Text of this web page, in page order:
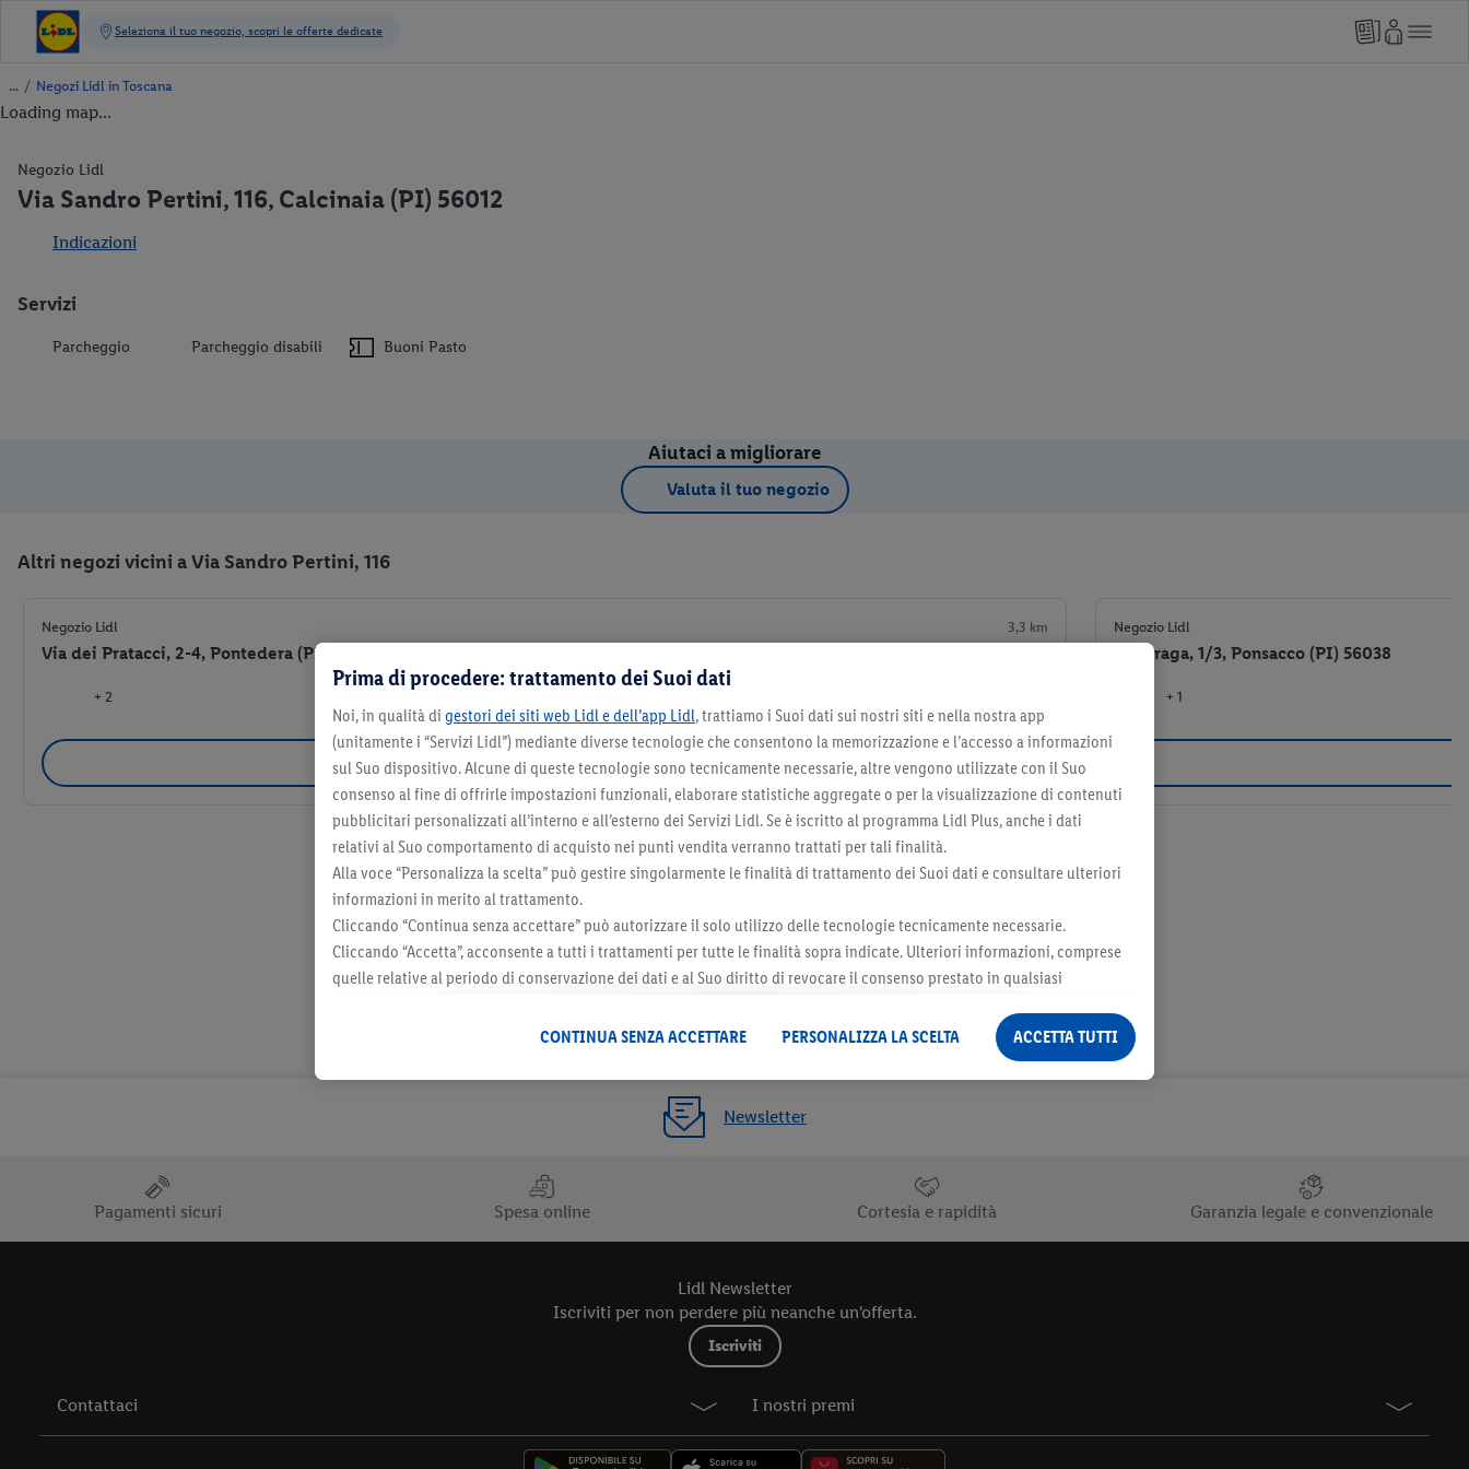
/ Negozi Lidl in Toscana
Loading map...
Negozio Lidl
Via Sandro Pertini, 116, Calcinaia (PI) 56012
Indicazioni
Servizi
Parcheggio Parcheggio disabili Buoni Pasto
Aiutaci a migliorare
Valuta il tuo negozio
Altri negozi vicini a Via Sandro Pertini, 116
Negozio Lidl 3,3 km
Via dei Pratacci, 2-4, Pontedera (PI) 56025
+ 2
Seleziona come negozio preferito
Negozio Lidl
Via Praga, 1/3, Ponsacco (PI) 56038
+ 1
Newsletter
Pagamenti sicuri Spesa online Cortesia e rapidità Garanzia legale e convenzionale
Lidl Newsletter
Iscriviti per non perdere più neanche un'offerta.
Iscriviti
Contattaci I nostri premi
Prima di procedere: trattamento dei Suoi dati
Noi, in qualità di gestori dei siti web Lidl e dell’app Lidl, trattiamo i Suoi dati sui nostri siti e nella nostra app
(unitamente i “Servizi Lidl”) mediante diverse tecnologie che consentono la memorizzazione e l’accesso a informazioni
sul Suo dispositivo. Alcune di queste tecnologie sono tecnicamente necessarie, altre vengono utilizzate con il Suo
consenso al fine di offrirle impostazioni funzionali, elaborare statistiche aggregate o per la visualizzazione di contenuti
pubblicitari personalizzati all’interno e all’esterno dei Servizi Lidl. Se è iscritto al programma Lidl Plus, anche i dati
relativi al Suo comportamento di acquisto nei punti vendita verranno trattati per tali finalità.
Alla voce “Personalizza la scelta” può gestire singolarmente le finalità di trattamento dei Suoi dati e consultare ulteriori
informazioni in merito al trattamento.
Cliccando “Continua senza accettare” può autorizzare il solo utilizzo delle tecnologie tecnicamente necessarie.
Cliccando “Accetta”, acconsente a tutti i trattamenti per tutte le finalità sopra indicate. Ulteriori informazioni, comprese
quelle relative al periodo di conservazione dei dati e al Suo diritto di revocare il consenso prestato in qualsiasi
CONTINUA SENZA ACCETTARE PERSONALIZZA LA SCELTA ACCETTA TUTTI